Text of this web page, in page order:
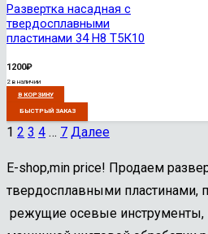
Развертка насадная с
твердосплавными
пластинами 34 Н8 Т5К10
1200₽
2 в наличии
В КОРЗИНУ
БЫСТРЫЙ ЗАКАЗ
1 2 3 4 … 7 Далее
E-shop,min price! Продаем
твердосплавными пластинами,
режущие осевые